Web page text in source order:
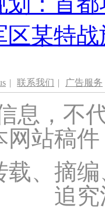
区某特
| 联系我们 | 广告服务
息，不
网站稿
载、摘
追